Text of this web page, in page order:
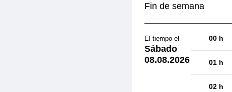
Fin de semana
El tiempo el
Sábado
08.08.2026
00 h
01 h
02 h